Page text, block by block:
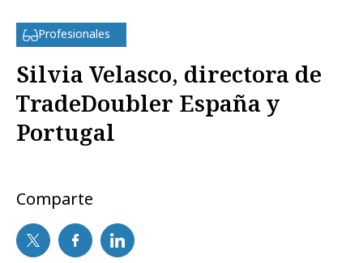
Profesionales
Silvia Velasco, directora de
TradeDoubler España y
Portugal
Comparte